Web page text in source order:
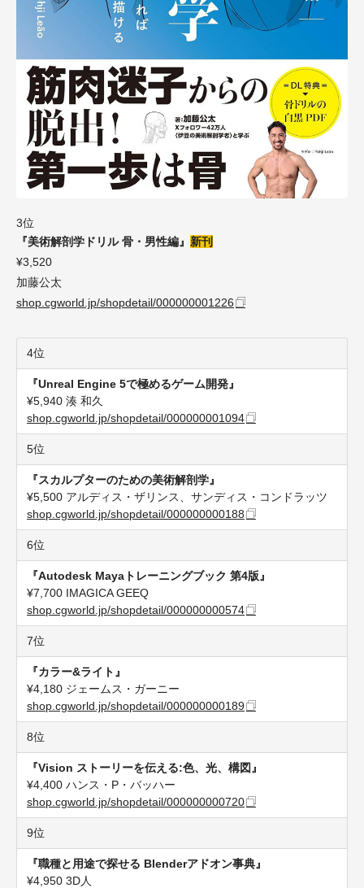
3位
『美術解剖学ドリル 骨・男性編』 新刊
¥3,520
加藤公太
shop.cgworld.jp/shopdetail/000000001226
4位
『Unreal Engine 5で極めるゲーム開発』
¥5,940 湊 和久
shop.cgworld.jp/shopdetail/000000001094
5位
『スカルプターのための美術解剖学』
¥5,500 アルディス・ザリンス、サンディス・コンドラッツ
shop.cgworld.jp/shopdetail/000000000188
6位
『Autodesk Mayaトレーニングブック 第4版』
¥7,700 IMAGICA GEEQ
shop.cgworld.jp/shopdetail/000000000574
7位
『カラー&ライト 』
¥4,180 ジェームス・ガーニー
shop.cgworld.jp/shopdetail/000000000189
8位
『Vision ストーリーを伝える:色、光、構図』
¥4,400 ハンス・P・バッハー
shop.cgworld.jp/shopdetail/000000000720
9位
『職種と用途で探せる Blenderアドオン事典』
¥4,950 3D人